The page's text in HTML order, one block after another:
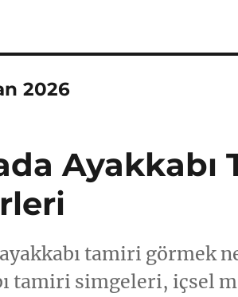
2026
Ayakkabı
tamiri görmek
tamiri simgeleri, içsel